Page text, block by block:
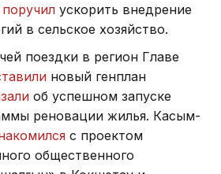
поручил ускорить внедрение
в сельское хозяйство.
поездки в регион Главе
новый генплан
об успешном запуске
реновации жилья. Касым-
с проектом
общественного